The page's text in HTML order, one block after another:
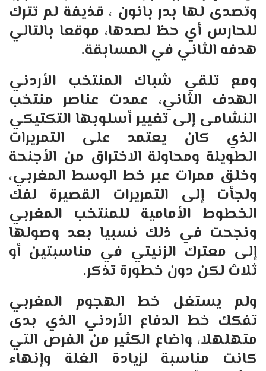
وتصدى لها بدر بانون ، قذيفة لم تترك
للحارس أي حظ لصدها، موقعا بالتالي
هدفه الثاني في المسابقة.
ومع تلقي شباك المنتخب الأردني
الهدف الثاني، عمدت عناصر منتخب
النشامى إلى تغيير أسلوبها التكتيكي
الذي كان يعتمد على التمريرات
الطويلة ومحاولة الاختراق من الأجنحة
وخلق ممرات عبر خط الوسط المغربي،
ولجأت إلى التمريرات القصيرة لفك
الخطوط الأمامية للمنتخب المغربي
ونجحت في ذلك نسبيا بعد وصولها
إلى معترك الزنيتي في مناسبتين أو
ثلاث لكن دون خطورة تذكر.
ولم يستغل خط الهجوم المغربي
تفكك خط الدفاع الأردني الذي بدى
متهلهلا، واضاع الكثير من الفرص التي
كانت مناسبة لزيادة الغلة وإنهاء